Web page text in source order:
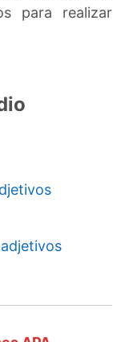
para realizar